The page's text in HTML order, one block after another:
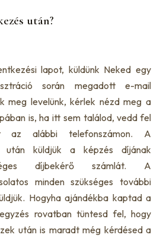
után?
lapot, küldünk Neked egy
során megadott e-mail
meg levelünk, kérlek nézd meg a
is, ha itt sem találod, vedd fel
az alábbi telefonszámon. A
után küldjük a képzés díjának
díjbekérő számlát. A
minden szükséges további
Hogyha ajándékba kaptad a
rovatban tüntesd fel, hogy
után is maradt még kérdésed a